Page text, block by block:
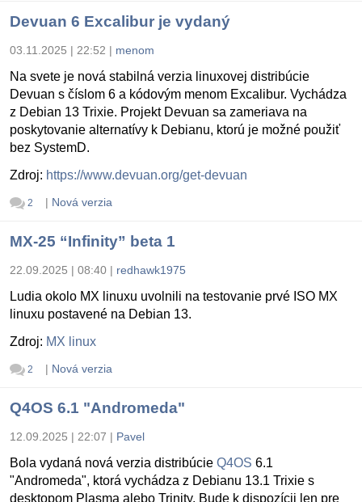
Devuan 6 Excalibur je vydaný
03.11.2025 | 22:52 | menom
Na svete je nová stabilná verzia linuxovej distribúcie
Devuan s číslom 6 a kódovým menom Excalibur. Vychádza
z Debian 13 Trixie. Projekt Devuan sa zameriava na
poskytovanie alternatívy k Debianu, ktorú je možné použiť
bez SystemD.
Zdroj: https://www.devuan.org/get-devuan
2 | Nová verzia
MX-25 “Infinity” beta 1
22.09.2025 | 08:40 | redhawk1975
Ludia okolo MX linuxu uvolnili na testovanie prvé ISO MX
linuxu postavené na Debian 13.
Zdroj: MX linux
2 | Nová verzia
Q4OS 6.1 "Andromeda"
12.09.2025 | 22:07 | Pavel
Bola vydaná nová verzia distribúcie Q4OS 6.1
"Andromeda", ktorá vychádza z Debianu 13.1 Trixie s
desktopom Plasma alebo Trinity. Bude k dispozícii len pre